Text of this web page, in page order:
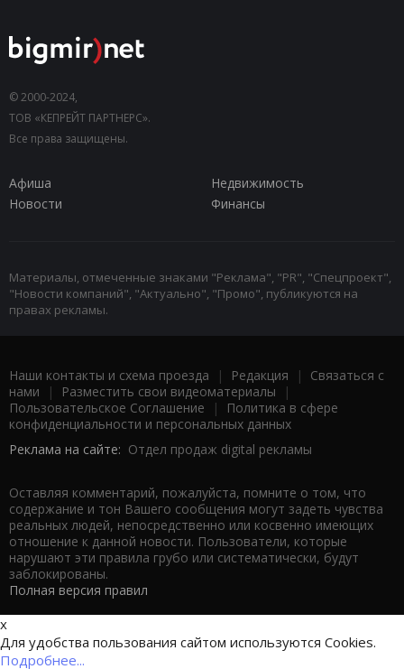
© 2000-2024,
ТОВ «КЕПРЕЙТ ПАРТНЕРС».
Все права защищены.
Афиша
Недвижимость
Новости
Финансы
Материалы, отмеченные знаками "Реклама", "PR", "Спецпроект",
"Новости компаний", "Актуально", "Промо", публикуются на
правах рекламы.
Наши контакты и схема проезда | Редакция | Связаться с
нами | Разместить свои видеоматериалы |
Пользовательское Соглашение |
Политика в сфере
конфиденциальности и персональных данных
Реклама на сайте: Отдел продаж digital рекламы
Оставляя комментарий, пожалуйста, помните о том, что
содержание и тон Вашего сообщения могут задеть чувства
реальных людей, непосредственно или косвенно имеющих
отношение к данной новости. Пользователи, которые
нарушают эти правила грубо или систематически, будут
заблокированы.
Полная версия правил
x
Для удобства пользования сайтом используются Cookies.
Подробнее...